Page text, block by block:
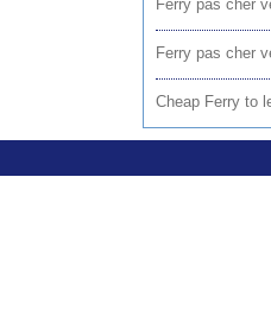
Ferry pas cher
Ferry pas cher
Cheap Ferry to